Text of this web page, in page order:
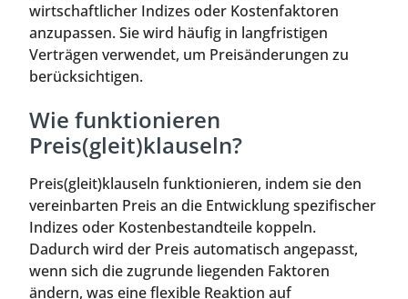
wirtschaftlicher Indizes oder Kostenfaktoren
anzupassen. Sie wird häufig in langfristigen
Verträgen verwendet, um Preisänderungen zu
berücksichtigen.
Wie funktionieren
Preis(gleit)klauseln?
Preis(gleit)klauseln funktionieren, indem sie den
vereinbarten Preis an die Entwicklung spezifischer
Indizes oder Kostenbestandteile koppeln.
Dadurch wird der Preis automatisch angepasst,
wenn sich die zugrunde liegenden Faktoren
ändern, was eine flexible Reaktion auf